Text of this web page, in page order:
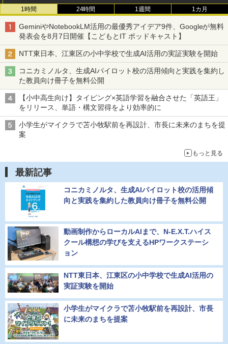
1時間 24時間 1週間 1カ月
GeminiやNotebookLM活用の最優秀アイデア9件、Googleが無料
発表会を8月7日開催【こどもとIT ポッドキャスト】
NTT東日本、江東区の小中学校で生成AI活用の実証実験を開始
コニカミノルタ、生成AIパイロット校の活用傾向と実践を集約し
た教員向け冊子を無料公開
【小中高生向け】タイピング×英語学習を融合させた「英語王」
をリリース、単語・構文習得をより効率的に
小学生がマイクラで苫小牧駅前を再設計、市長に未来のまちを提
案
もっと見る
最新記事
コニカミノルタ、生成AIパイロット校の活用傾
向と実践を集約した教員向け冊子を無料公開
動画制作からローカルAIまで、N-E.X.T.ハイス
クール構想の学びを支えるHPワークステーシ
ョン
NTT東日本、江東区の小中学校で生成AI活用の
実証実験を開始
小学生がマイクラで苫小牧駅前を再設計、市長
に未来のまちを提案